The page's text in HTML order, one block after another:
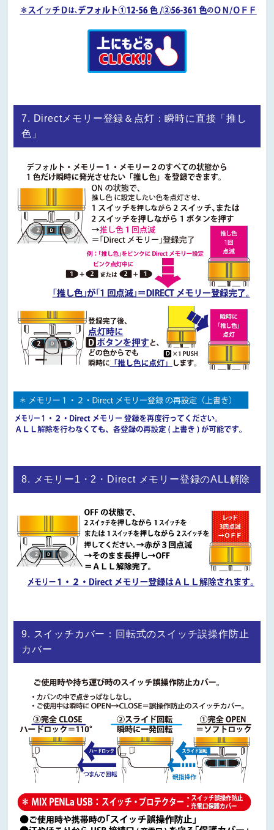
7. Directメモリー登録＆点灯：瞬時に直接「推し
色」
8. メモリー1・2・Direct メモリー登録のALL解除
9. スイッチカバー：回転式のスイッチ誤操作防止
カバー